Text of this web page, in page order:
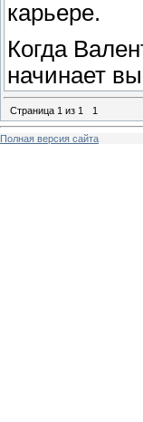
карьере.
Когда
начинает
Страница 1 из 1 1
Полная версия сайта